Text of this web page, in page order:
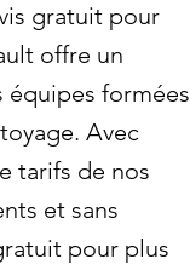
gratuit pour
offre un
équipes formées
Avec
tarifs de nos
et sans
pour plus